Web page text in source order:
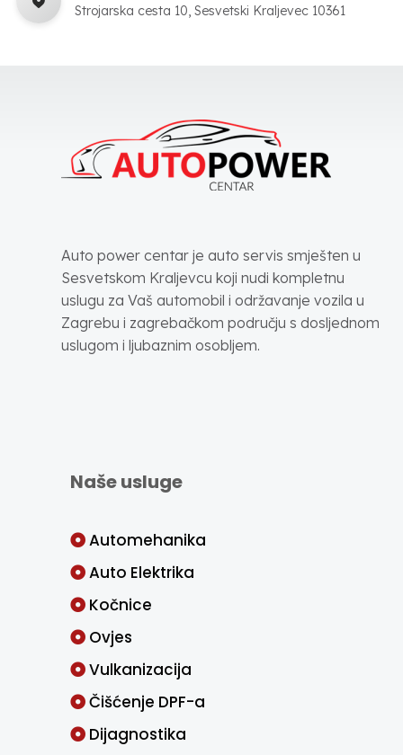
Strojarska cesta 10, Sesvetski Kraljevec 10361
Auto power centar je auto servis smješten u
Sesvetskom Kraljevcu koji nudi kompletnu
uslugu za Vaš automobil i održavanje vozila u
Zagrebu i zagrebačkom području s dosljednom
uslugom i ljubaznim osobljem.
Naše usluge
Automehanika
Auto Elektrika
Kočnice
Ovjes
Vulkanizacija
Čišćenje DPF-a
Dijagnostika